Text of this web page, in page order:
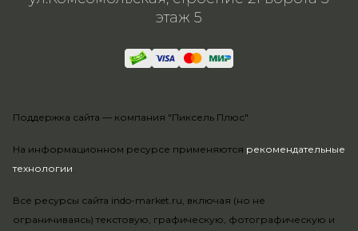
На информационном ресурсе применяются рекомендательные
технологии.
Все ресурсы сайта indo-market.ru, включая (но не
ограничиваясь) текстовую, графическую, фотографическую и
этаж 5
Поддержка сайта — компания "Пиксель Плюс"